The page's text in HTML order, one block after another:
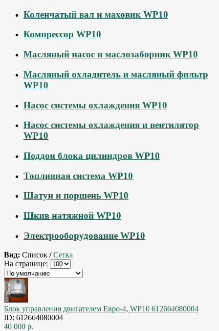
Коленчатый вал и маховик WP10
Компрессор WP10
Масляный насос и маслозаборник WP10
Масляный охладитель и масляный фильтр
WP10
Насос системы охлаждения WP10
Насос системы охлаждения и вентилятор
WP10
Поддон блока цилиндров WP10
Топливная система WP10
Шатун и поршень WP10
Шкив натяжной WP10
Электрооборудование WP10
Вид: Список / Сетка
На странице:
Блок управления двигателем Евро-4, WP10 612664080004
ID: 612664080004
40 000 р.